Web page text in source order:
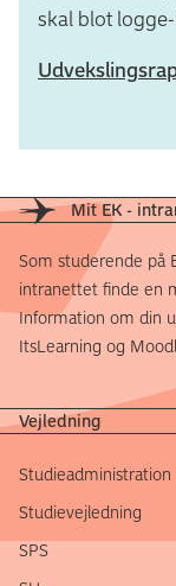
skal blot
Mit EK -
Som studerende på
intranettet finde en
Information om din
ItsLearning og
Vejledning
Studieadministration
Studievejledning
SPS